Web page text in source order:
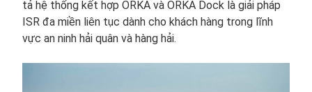
tả hệ thống kết hợp ORKA và ORKA Dock là giải pháp
ISR đa miền liên tục dành cho khách hàng trong lĩnh
vực an ninh hải quân và hàng hải.